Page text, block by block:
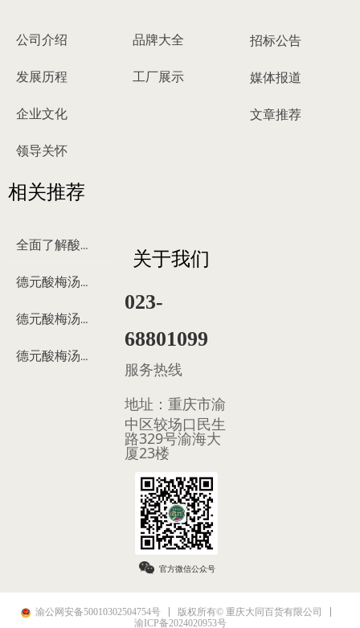
公司介绍
发展历程
企业文化
领导关怀
品牌大全
工厂展示
招标公告
媒体报道
文章推荐
关于我们
023-
68801099
服务热线
地址： 重庆市渝
中区较场口民生
路329号渝海大
厦23楼
官方微信公众号
相关推荐
全面了解酸梅汤
德元酸梅汤来历
德元酸梅汤制作过程
德元酸梅汤多少钱
渝公网安备50010302504754号
版权所有© 重庆大同百货有限公司
渝ICP备2024020953号